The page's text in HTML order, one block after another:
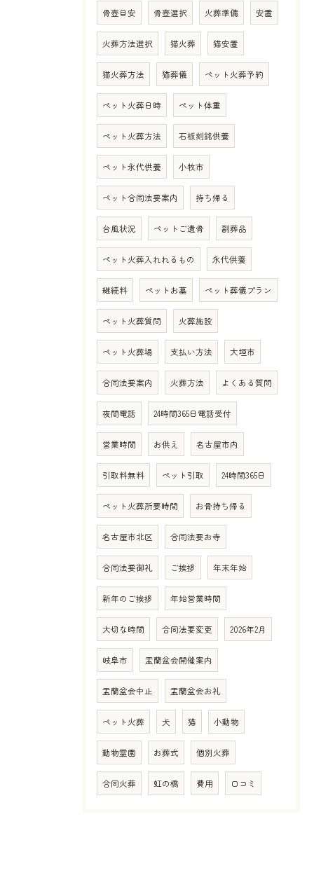
骨壺目安 骨壺選択 火葬準備 安置
火葬方法選択 猫火葬 猫安置
猫火葬方法 猫葬儀 ペット火葬予約
ペット火葬日時 ペット体重
ペット火葬方法 石板刻銘供養
ペット永代供養 小牧市
ペット合同法要案内 持ち帰る
台風状況 ペットご遺骨 副葬品
ペット火葬入れれるもの 永代供養
継続料 ペットお墓 ペット葬儀プラン
ペット火葬質問 火葬施設
ペット火葬場 支払い方法 大垣市
合同法要案内 火葬方法 よくある質問
夜間電話 24時間365日電話受付
営業時間 お供え 名古屋市内
引取料無料 ペット引取 24時間365日
ペット火葬所要時間 お骨持ち帰る
名古屋市北区 合同法要お寺
合同法要御礼 ご挨拶 年末年始
新年のご挨拶 年始営業時間
大切な時間 合同法要変更 2026年2月
岐阜市 盂蘭盆会開催案内
盂蘭盆会中止 盂蘭盆会お礼
ペット火葬 犬 猫 小動物
動物霊園 お葬式 個別火葬
合同火葬 虹の橋 費用 口コミ